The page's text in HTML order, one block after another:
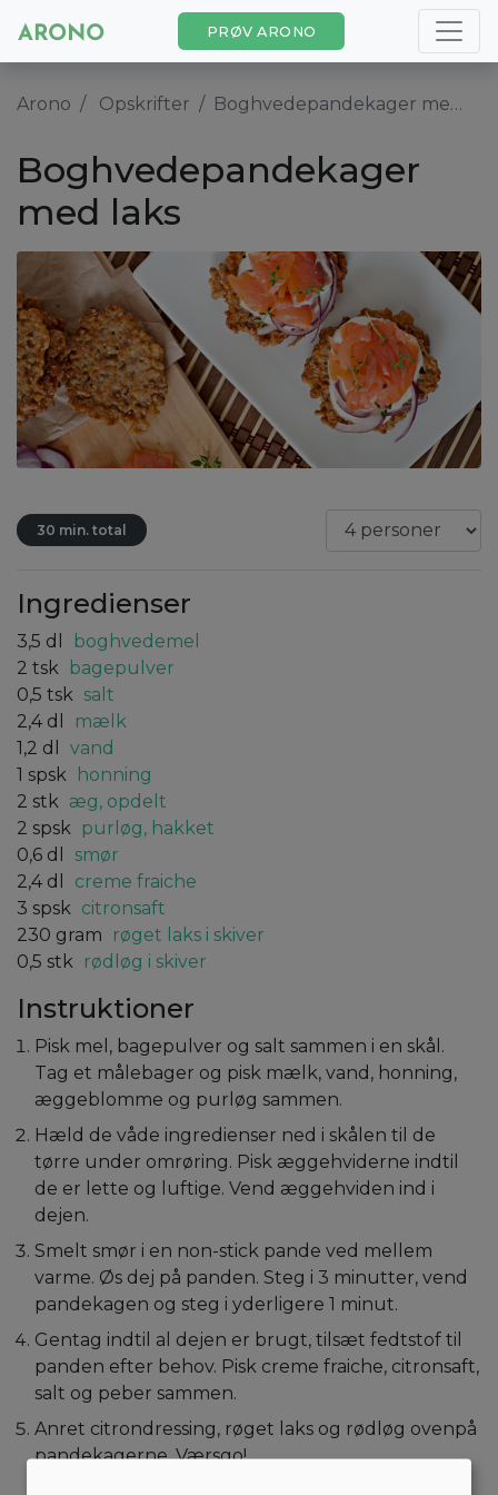
PRØV ARONO
Arono Opskrifter Boghvedepandekager med laks
Boghvedepandekager
med laks
30 min. total
Ingredienser
3,5 dl
boghvedemel
2 tsk
bagepulver
0,5 tsk salt
2,4 dl
mælk
1,2 dl
vand
1 spsk
honning
2 stk æg, opdelt
2 spsk purløg, hakket
0,6 dl
smør
2,4 dl
creme fraiche
3 spsk citronsaft
230 gram
røget laks i skiver
0,5 stk rødløg i skiver
Instruktioner
Pisk mel, bagepulver og salt sammen i en skål.
Tag et målebager og pisk mælk, vand, honning,
æggeblomme og purløg sammen.
Hæld de våde ingredienser ned i skålen til de
tørre under omrøring. Pisk æggehviderne indtil
de er lette og luftige. Vend æggehviden ind i
dejen.
Smelt smør i en non-stick pande ved mellem
varme. Øs dej på panden. Steg i 3 minutter, vend
pandekagen og steg i yderligere 1 minut.
Gentag indtil al dejen er brugt, tilsæt fedtstof til
panden efter behov. Pisk creme fraiche, citronsaft,
salt og peber sammen.
Anret citrondressing, røget laks og rødløg ovenpå
pandekagerne. Værsgo!